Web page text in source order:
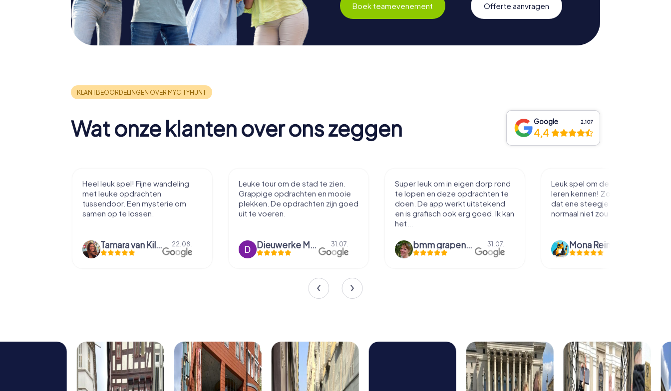
Boek teamevenement Offerte aanvragen
Wat onze klanten over ons zeggen Google 2.107
4,4
Heel leuk spel! Fijne wandeling
met leuke opdrachten
tussendoor. Een mysterie om
samen op te lossen.
Tamara van Kilsdonk 22.08.
Leuke tour om de stad te zien.
Grappige opdrachten en mooie
plekken. De opdrachten zijn goed
uit te voeren.
Dieuwerke Meerlo 31.07.
Super leuk om in eigen dorp rond
te lopen en deze opdrachten te
doen. De app werkt uitstekend
en is grafisch ook erg goed. Ik kan
het...
bmm grapendaal 31.07.
Leuk spel om de stad mee te
leren kennen! Zo loop je toch net
dat ene steegje in je je misschien
normaal niet zou inlopen.
Mona Reinders